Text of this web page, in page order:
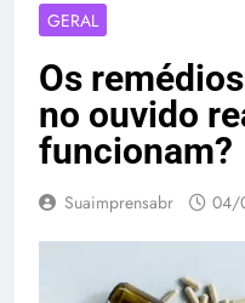
GERAL
Os
no ouvido
funcionam?
Suaimprensabr 04/